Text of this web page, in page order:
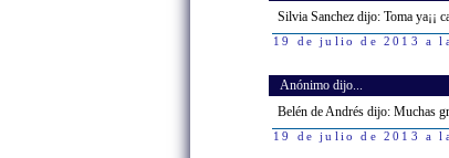
Silvia Sanchez dijo: Toma ya¡¡
19 de julio de 2013 a
Anónimo dijo...
Belén de Andrés dijo: Muchas
19 de julio de 2013 a